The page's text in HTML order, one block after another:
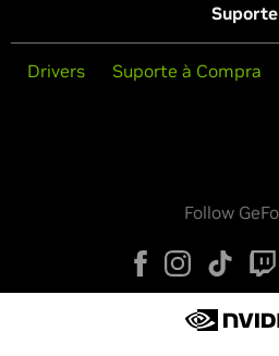
Suporte
Drivers Suporte à Compra
Follow